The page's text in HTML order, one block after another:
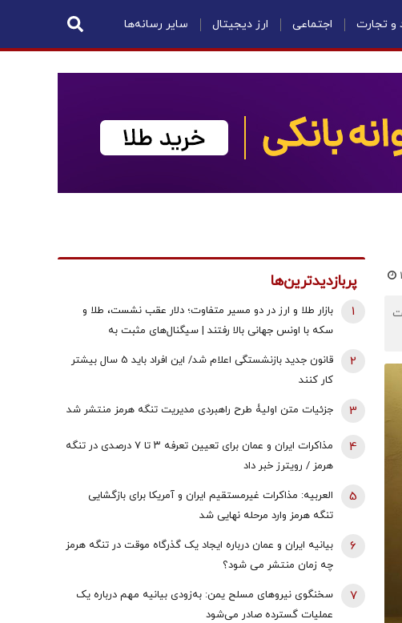
و تجارت اجتماعی ارز دیجیتال سایر رسانه‌ها
پربازدیدترین‌ها
بازار طلا و ارز در دو مسیر متفاوت؛ دلار عقب نشست، طلا و
سکه با اونس جهانی بالا رفتند | سیگنال‌های مثبت به
1
قانون جدید بازنشستگی اعلام شد/ این افراد باید 5 سال بیشتر
کار کنند
2
جزئیات متن اولیۀ طرح راهبردی مدیریت تنگه هرمز منتشر شد 3
مذاکرات ایران و عمان برای تعیین تعرفه ۳ تا ۷ درصدی در تنگه
هرمز / رویترز خبر داد
4
العربیه: مذاکرات غیرمستقیم ایران و آمریکا برای بازگشایی
تنگه هرمز وارد مرحله نهایی شد
5
بیانیه ایران و عمان درباره ایجاد یک گذرگاه موقت در تنگه هرمز
چه زمان منتشر می شود؟
6
سخنگوی نیروهای مسلح یمن: به‌زودی بیانیه مهم درباره یک
عملیات گسترده صادر می‌شود
7